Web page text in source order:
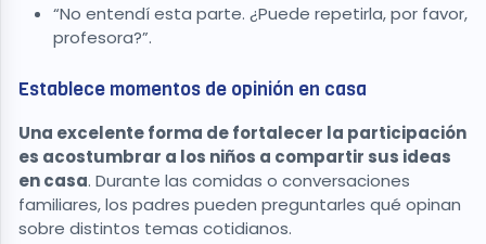
“No entendí esta parte. ¿Puede repetirla, por favor,
profesora?”.
Establece momentos de opinión en casa
Una excelente forma de fortalecer la participación
es acostumbrar a los niños a compartir sus ideas
en casa. Durante las comidas o conversaciones
familiares, los padres pueden preguntarles qué opinan
sobre distintos temas cotidianos.